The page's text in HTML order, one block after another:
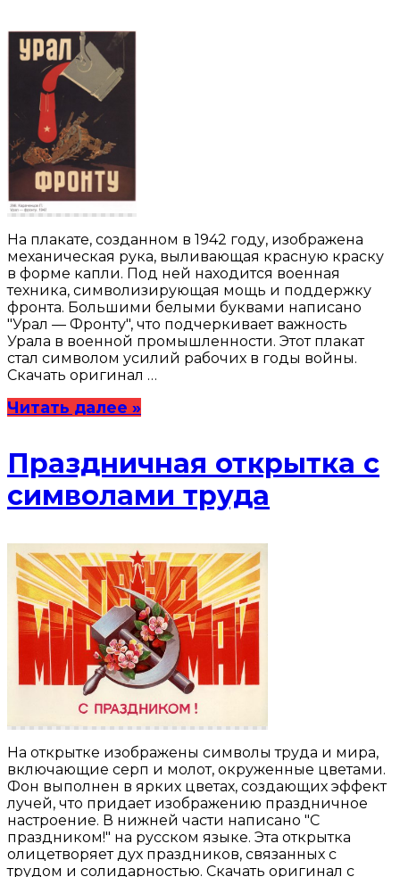
На плакате, созданном в 1942 году, изображена
механическая рука, выливающая красную краску
в форме капли. Под ней находится военная
техника, символизирующая мощь и поддержку
фронта. Большими белыми буквами написано
"Урал — Фронту", что подчеркивает важность
Урала в военной промышленности. Этот плакат
стал символом усилий рабочих в годы войны.
Скачать оригинал …
Читать далее »
Праздничная открытка с
символами труда
На открытке изображены символы труда и мира,
включающие серп и молот, окруженные цветами.
Фон выполнен в ярких цветах, создающих эффект
лучей, что придает изображению праздничное
настроение. В нижней части написано "С
праздником!" на русском языке. Эта открытка
олицетворяет дух праздников, связанных с
трудом и солидарностью. Скачать оригинал с